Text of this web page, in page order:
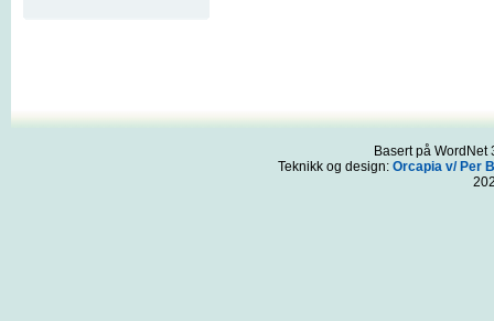
Basert på
Teknikk og design: Orcapia v/ Per